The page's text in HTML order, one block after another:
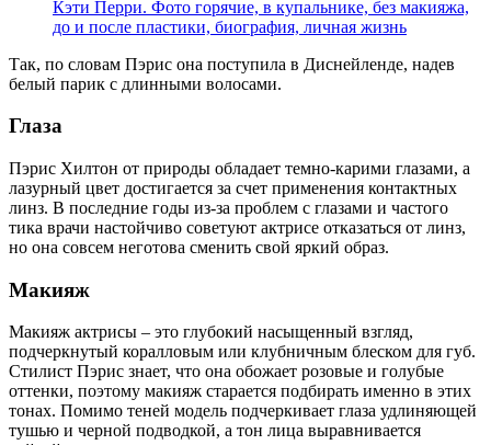
Кэти Перри. Фото горячие, в купальнике, без макияжа,
до и после пластики, биография, личная жизнь
Так, по словам Пэрис она поступила в Диснейленде, надев
белый парик с длинными волосами.
Глаза
Пэрис Хилтон от природы обладает темно-карими глазами, а
лазурный цвет достигается за счет применения контактных
линз. В последние годы из-за проблем с глазами и частого
тика врачи настойчиво советуют актрисе отказаться от линз,
но она совсем неготова сменить свой яркий образ.
Макияж
Макияж актрисы – это глубокий насыщенный взгляд,
подчеркнутый коралловым или клубничным блеском для губ.
Стилист Пэрис знает, что она обожает розовые и голубые
оттенки, поэтому макияж старается подбирать именно в этих
тонах. Помимо теней модель подчеркивает глаза удлиняющей
тушью и черной подводкой, а тон лица выравнивается